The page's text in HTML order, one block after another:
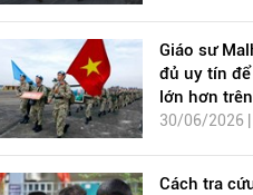
Giáo sư
đủ uy tín
lớn hơn
30/06/2026 |
Cách tra